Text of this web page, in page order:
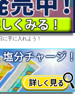
手に入れよう！